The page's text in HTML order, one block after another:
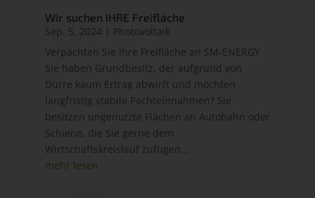
Wir suchen IHRE Freifläche
Sep. 5, 2024
Photovoltaik
Verpachten Sie Ihre Freifläche an SM-ENERGY
Sie haben Grundbesitz, der aufgrund von
Dürre kaum Ertrag abwirft und möchten
langfristig stabile Pachteinnahmen? Sie
besitzen ungenutzte Flächen an Autobahn oder
Schiene, die Sie gerne dem
Wirtschaftskreislauf zufügen...
mehr lesen